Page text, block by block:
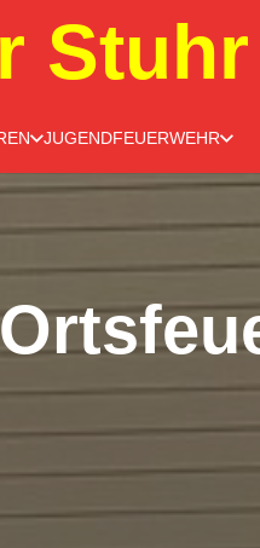
Stuhr
JUGENDFEUERWEHR